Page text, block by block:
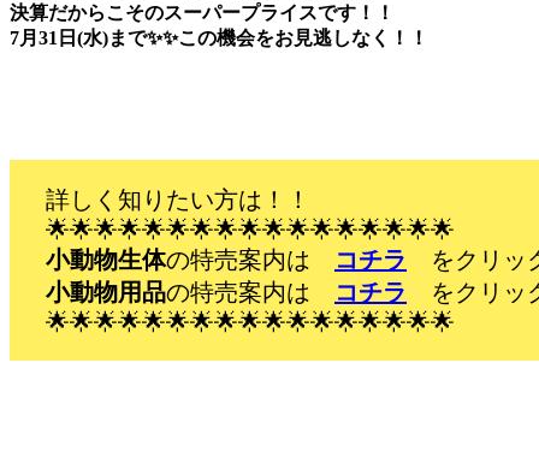
決算だからこそのスーパープライスです！！
7月31日(水)まで✨✨この機会をお見逃しなく！！
詳しく知りたい方は！！
🌟🌟🌟🌟🌟🌟🌟🌟🌟🌟🌟🌟🌟🌟🌟🌟🌟
小動物生体の特売案内は コチラ をクリッ
小動物用品の特売案内は コチラ をクリッ
🌟🌟🌟🌟🌟🌟🌟🌟🌟🌟🌟🌟🌟🌟🌟🌟🌟